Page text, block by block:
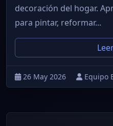
decoración del hogar.
para pintar, reformar...
26 May 2026 Equipo